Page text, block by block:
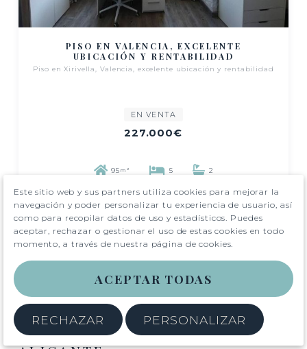
PISO EN VALENCIA, EXCELENTE
UBICACIÓN Y RENTABILIDAD
Piso en Xirivella, Valencia, excelente ubicación y rentabilidad
EN VENTA
227.000€
95 m² 5 2
1 2
PROPIEDADES EN VENTA EN
Este sitio web y sus partners utiliza cookies para mejorar la
navegación y poder personalizar tu experiencia de usuario, así
como para recopilar datos de uso y estadísticos. Puedes
aceptar, rechazar o gestionar el uso de estas cookies en todo
momento, a través de nuestra página de cookies.
ACEPTAR TODAS
RECHAZAR PERSONALIZAR